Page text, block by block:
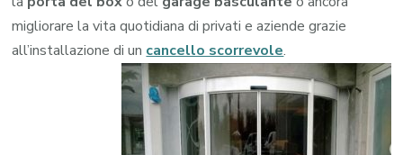
migliorare la vita quotidiana di privati e aziende grazie
all’installazione di un cancello scorrevole.